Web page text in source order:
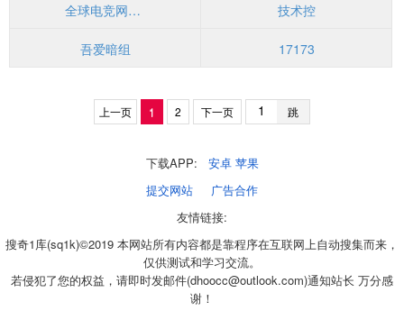
全球电竞网OOQIU 技术控
吾爱暗组 17173
上一页 1 2 下一页 跳
下载APP: 安卓 苹果
提交网站
广告合作
友情链接:
搜奇1库(sq1k)©2019 本网站所有内容都是靠程序在互联网上自动搜集而来，
仅供测试和学习交流。
若侵犯了您的权益，请即时发邮件(dhoocc@outlook.com)通知站长 万分感
谢！